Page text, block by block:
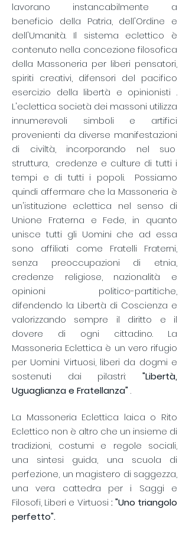
lavorano instancabilmente a
beneficio della Patria, dell'Ordine e
dell'Umanità. Il sistema eclettico è
contenuto nella concezione filosofica
della Massoneria per liberi pensatori,
spiriti creativi, difensori del pacifico
esercizio della libertà e opinionisti .
L'eclettica società dei massoni utilizza
innumerevoli simboli e artifici
provenienti da diverse manifestazioni
di civiltà, incorporando nel suo
struttura, credenze e culture di tutti i
tempi e di tutti i popoli.
Possiamo
quindi affermare che la Massoneria è
un'istituzione eclettica nel senso di
Unione Fraterna e Fede, in quanto
unisce tutti gli Uomini che ad essa
sono affiliati come Fratelli Fraterni,
senza preoccupazioni di etnia,
credenze religiose, nazionalità e
opinioni politico-partitiche,
difendendo la Libertà di Coscienza e
valorizzando sempre il diritto e il
dovere di ogni cittadino.
La
Massoneria Eclettica è un vero rifugio
per Uomini Virtuosi, liberi da dogmi e
sostenuti dai pilastri: "Libertà,
Uguaglianza e Fratellanza" .
La Massoneria Eclettica laica o Rito
Eclettico non è altro che un insieme di
tradizioni, costumi e regole sociali,
una sintesi guida, una scuola di
perfezione, un magistero di saggezza,
una vera cattedra per i Saggi e
Filosofi, Liberi e Virtuosi : "Uno triangolo
perfetto".